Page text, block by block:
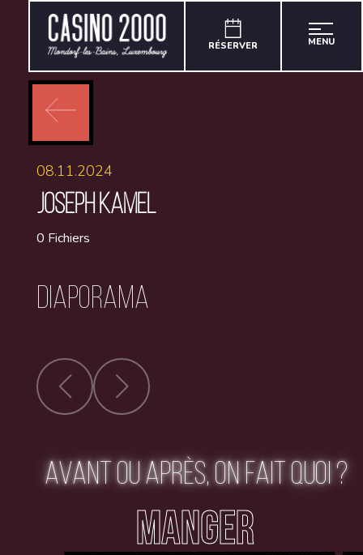
RÉSERVER MENU
08.11.2024
JOSEPH KAMEL
0 Fichiers
Diaporama
AVANT OU APRÈS, ON FAIT QUOI ?
MANGER